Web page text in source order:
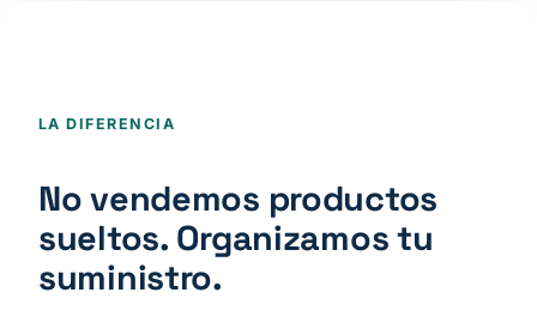
LA DIFERENCIA
No vendemos productos
sueltos. Organizamos tu
suministro.